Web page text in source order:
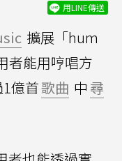
用LINE傳送
擴展「hum
者能用哼唱方
億首歌曲 中尋